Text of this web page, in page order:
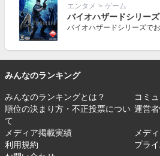
エンタメ > ゲーム
バイオハザードシリー
バイオハザードシリーズで
みんなのランキング
みんなのランキングとは？
コミ
順位の決まり方・不正投票につい
て
運営
メディア掲載実績
メデ
利用規約
プラ